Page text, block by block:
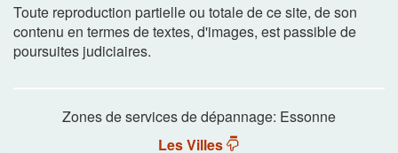
Toute reproduction partielle ou totale de ce site, de son
contenu en termes de textes, d'images, est passible de
poursuites judiciaires.
Zones de services de dépannage: Essonne
Les Villes